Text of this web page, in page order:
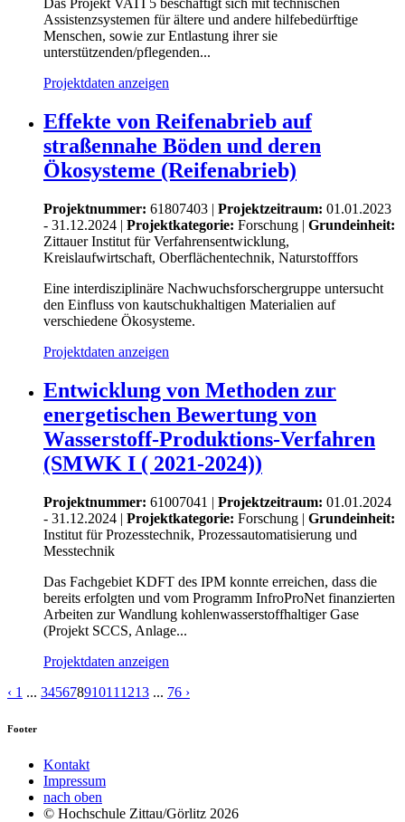
Das Projekt VATI 5 beschäftigt sich mit technischen
Assistenzsystemen für ältere und andere hilfebedürftige
Menschen, sowie zur Entlastung ihrer sie
unterstützenden/pflegenden...
Projektdaten anzeigen
Effekte von Reifenabrieb auf
straßennahe Böden und deren
Ökosysteme (Reifenabrieb)
Projektnummer: 61807403 | Projektzeitraum: 01.01.2023
- 31.12.2024 | Projektkategorie: Forschung | Grundeinheit:
Zittauer Institut für Verfahrensentwicklung,
Kreislaufwirtschaft, Oberflächentechnik, Naturstofffors
Eine interdisziplinäre Nachwuchsforschergruppe untersucht
den Einfluss von kautschukhaltigen Materialien auf
verschiedene Ökosysteme.
Projektdaten anzeigen
Entwicklung von Methoden zur
energetischen Bewertung von
Wasserstoff-Produktions-Verfahren
(SMWK I ( 2021-2024))
Projektnummer: 61007041 | Projektzeitraum: 01.01.2024
- 31.12.2024 | Projektkategorie: Forschung | Grundeinheit:
Institut für Prozesstechnik, Prozessautomatisierung und
Messtechnik
Das Fachgebiet KDFT des IPM konnte erreichen, dass die
bereits erfolgten und vom Programm InfroProNet finanzierten
Arbeiten zur Wandlung kohlenwasserstoffhaltiger Gase
(Projekt SCCS, Anlage...
Projektdaten anzeigen
‹ 1 ... 34567891011 1213 ... 76 ›
Footer
Kontakt
Impressum
nach oben
© Hochschule Zittau/Görlitz 2026